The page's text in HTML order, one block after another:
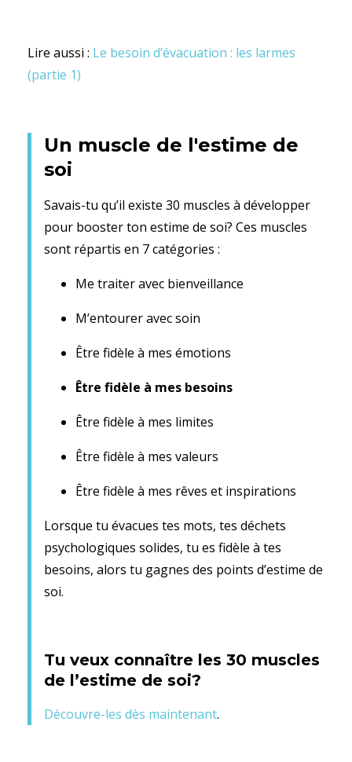
Lire aussi : Le besoin d’évacuation : les larmes
(partie 1)
Un muscle de l'estime de
soi
Savais-tu qu’il existe 30 muscles à développer
pour booster ton estime de soi? Ces muscles
sont répartis en 7 catégories :
Me traiter avec bienveillance
M’entourer avec soin
Être fidèle à mes émotions
Être fidèle à mes besoins
Être fidèle à mes limites
Être fidèle à mes valeurs
Être fidèle à mes rêves et inspirations
Lorsque tu évacues tes mots, tes déchets
psychologiques solides, tu es fidèle à tes
besoins, alors tu gagnes des points d’estime de
soi.
Tu veux connaître les 30 muscles
de l’estime de soi?
Découvre-les dès maintenant.